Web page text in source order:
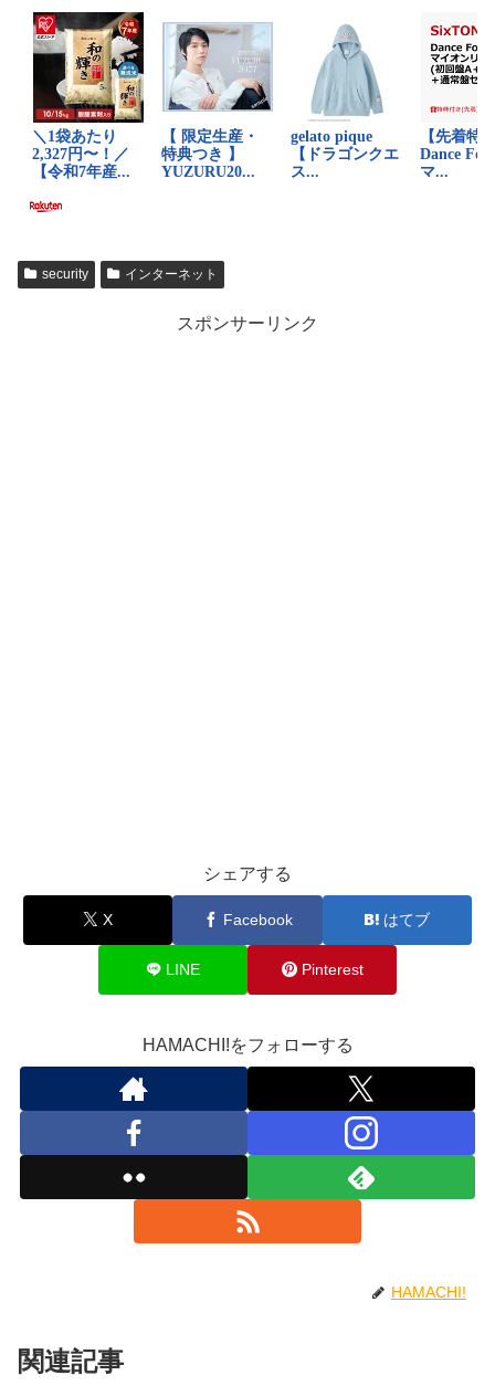
security インターネット
スポンサーリンク
シェアする
X Facebook はてブ
LINE Pinterest
HAMACHI!をフォローする
HAMACHI!
関連記事